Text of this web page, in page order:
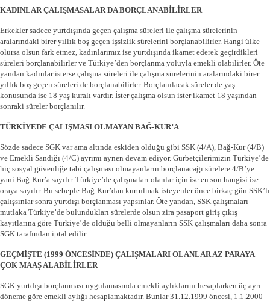
KADINLAR ÇALIŞMASALAR DA BORÇLANABİLİRLER
Erkekler sadece yurtdışında geçen çalışma süreleri ile çalışma sürelerinin
aralarındaki birer yıllık boş geçen işsizlik sürelerini borçlanabilirler. Hangi ülke
olursa olsun fark etmez, kadınlarımız ise yurtdışında ikamet ederek geçirdikleri
süreleri borçlanabilirler ve Türkiye’den borçlanma yoluyla emekli olabilirler. Öte
yandan kadınlar isterse çalışma süreleri ile çalışma sürelerinin aralarındaki birer
yıllık boş geçen süreleri de borçlanabilirler. Borçlanılacak süreler de yaş
konusunda ise 18 yaş kuralı vardır. İster çalışma olsun ister ikamet 18 yaşından
sonraki süreler borçlanılır.
TÜRKİYEDE ÇALIŞMASI OLMAYAN BAĞ-KUR’A
Sözde sadece SGK var ama altında eskiden olduğu gibi SSK (4/A), Bağ-Kur (4/B)
ve Emekli Sandığı (4/C) ayrımı aynen devam ediyor. Gurbetçilerimizin Türkiye’de
hiç sosyal güvenliğe tabi çalışması olmayanların borçlanacağı sürelere 4/B’ye
yani Bağ-Kur’a sayılır. Türkiye’de çalışmaları olanlar için ise en son hangisi ise
oraya sayılır. Bu sebeple Bağ-Kur’dan kurtulmak isteyenler önce birkaç gün SSK’lı
çalışsınlar sonra yurtdışı borçlanması yapsınlar. Öte yandan, SSK çalışmaları
mutlaka Türkiye’de bulundukları sürelerde olsun zira pasaport giriş çıkış
kayıtlarına göre Türkiye’de olduğu belli olmayanların SSK çalışmaları daha sonra
SGK tarafından iptal edilir.
GEÇMİŞTE (1999 ÖNCESİNDE) ÇALIŞMALARI OLANLAR AZ PARAYA
ÇOK MAAŞ ALABİLİRLER
SGK yurtdışı borçlanması uygulamasında emekli aylıklarını hesaplarken üç ayrı
döneme göre emekli aylığı hesaplamaktadır. Bunlar 31.12.1999 öncesi, 1.1.2000